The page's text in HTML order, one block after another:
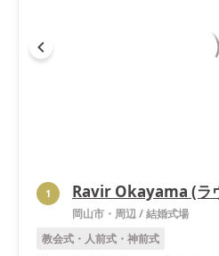
1
岡山市・周辺/結婚式場
Ravir Okayama (ラ
教会式・人前式・神前式